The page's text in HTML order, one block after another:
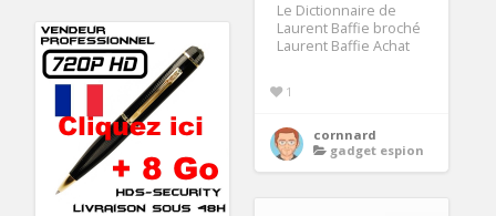
Le Dictionnaire de
Laurent Baffie broché
Laurent Baffie Achat
1
cornnard
gadget espion